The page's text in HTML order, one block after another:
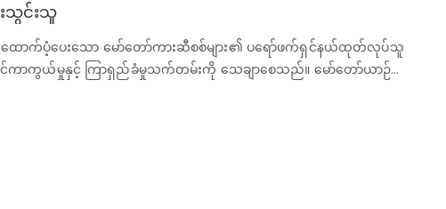
သွင်းသူ
ထောက်ပံ့ပေးသော မော်တော်ကားဆီစစ်များ၏ ပရော်ဖက်ရှင်နယ်ထုတ်လုပ်သူ
ကာကွယ်မှုနှင့် ကြာရှည်ခံမှုသက်တမ်းကို သေချာစေသည်။ မော်တော်ယာဉ်